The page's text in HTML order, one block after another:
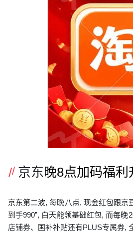
京东晚8点加码福利
京东第二波, 每晚八点, 现金红包跟京
到手990”, 白天能领基础红包, 而每
店铺券、国补补贴还有PLUS专属券,